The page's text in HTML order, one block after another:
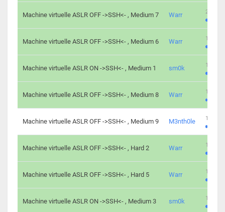
Machine virtuelle ASLR OFF ->SSH<- , Medium 7 Warr 230
Machine virtuelle ASLR OFF ->SSH<- , Medium 6 Warr 168
Machine virtuelle ASLR ON ->SSH<- , Medium 1 sm0k 139
Machine virtuelle ASLR OFF ->SSH<- , Medium 8 Warr 112
Machine virtuelle ASLR OFF ->SSH<- , Medium 9 M3nth0le 100
Machine virtuelle ASLR OFF ->SSH<- , Hard 2 Warr 176
Machine virtuelle ASLR OFF ->SSH<- , Hard 5 Warr 115
Machine virtuelle ASLR ON ->SSH<- , Medium 3 sm0k 115